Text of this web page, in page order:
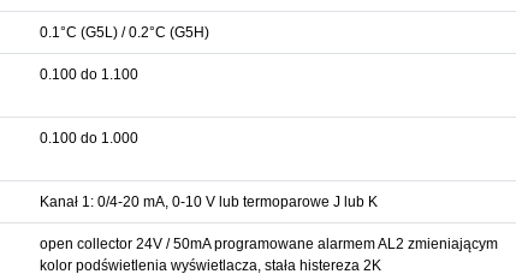
0.1°C (G5L) / 0.2°C (G5H)
0.100 do 1.100
0.100 do 1.000
Kanał 1: 0/4-20 mA, 0-10 V lub termoparowe J lub K
open collector 24V / 50mA programowane alarmem AL2 zmieniającym
kolor podświetlenia wyświetlacza, stała histereza 2K